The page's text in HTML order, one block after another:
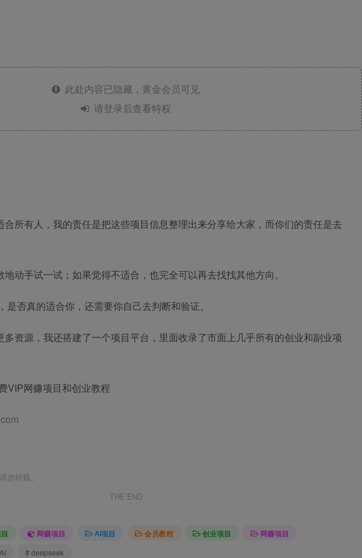
此处内容已隐藏，黄金会员可见
请登录后查看特权
合所有人，我的责任是把这些项目信息整理出来分享给大家，而你们的责任是去
动手试一试；如果觉得不适合，也完全可以再去找找其他方向。
，是否真的适合你，还需要你自己去判断和验证。
多资源，我还搭建了一个项目平台，里面收录了市面上几乎所有的创业和副业项
VIP网赚项目和创业教程
勿转载。
THE END
网赚项目 AI项目 会员教程 创业项目
网赚项目
# deepseek